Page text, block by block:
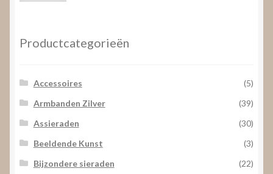
Productcategorieën
Accessoires
(5)
Armbanden Zilver
(39)
Assieraden
(30)
Beeldende Kunst
(3)
Bijzondere sieraden
(22)